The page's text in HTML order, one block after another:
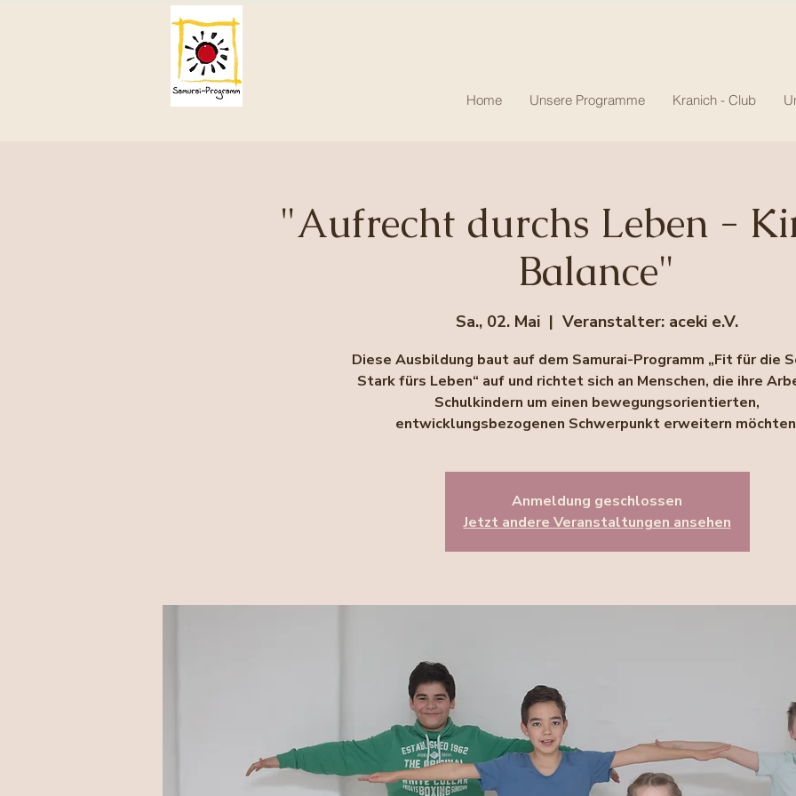
Home Unsere Programme Kranich - Club
"Aufrecht durchs Leben -
Balance"
Sa., 02. Mai
  |
Veranstalter: aceki e.V.
Diese Ausbildung baut auf dem Samurai-Programm „Fit für die
Stark fürs Leben“ auf und richtet sich an Menschen, die ihre
Schulkindern um einen bewegungsorientierten,
entwicklungsbezogenen Schwerpunkt erweitern
Anmeldung geschlossen
Jetzt andere Veranstaltungen ansehen